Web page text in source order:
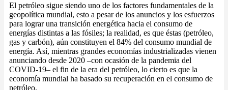
El petróleo sigue siendo uno de los factores fundamentales de la
geopolítica mundial, esto a pesar de los anuncios y los esfuerzos
para lograr una transición energética hacia el consumo de
energías distintas a las fósiles; la realidad, es que éstas (petróleo,
gas y carbón), aún constituyen el 84% del consumo mundial de
energía. Así, mientras grandes economías industrializadas vienen
anunciando desde 2020 –con ocasión de la pandemia del
COVID-19– el fin de la era del petróleo, lo cierto es que la
economía mundial ha basado su recuperación en el consumo de
petróleo.